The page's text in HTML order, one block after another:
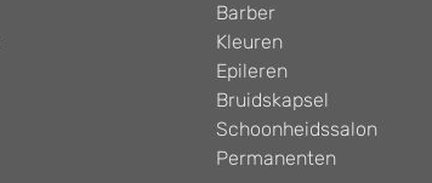
Barber
Kleuren
Epileren
Bruidskapsel
Schoonheidssalon
Permanenten